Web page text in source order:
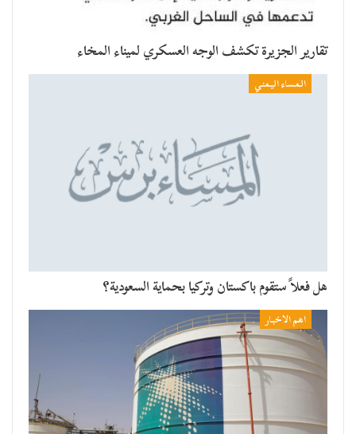
تقارير الجزيرة تكشف الوجه العسكري لميناء المخاء
المساء اليمني
هل فعلاً ستقوم باكستان وتركيا بحماية السعودية؟
اهم الاخبار